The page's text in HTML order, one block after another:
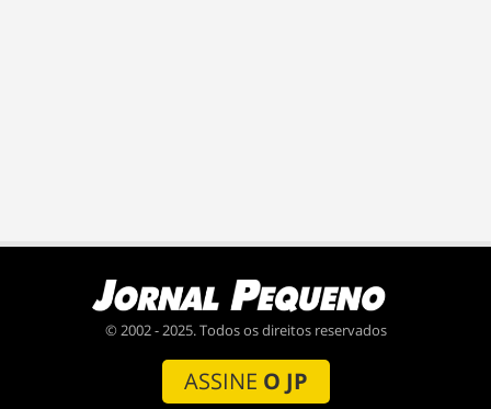
© 2002 - 2025. Todos os direitos reservados
ASSINE O JP